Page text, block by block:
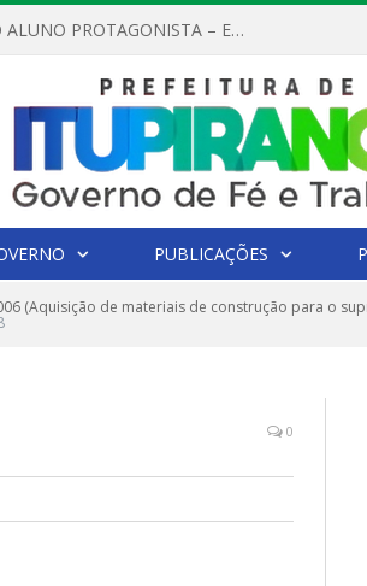
REGULAMENTO OFICIAL DO PRÊMIO ALUNO PROTAGONISTA – EDIÇÃO 2026
PUBLICAÇÕES
006 (Aquisição de materiais de construção para o
0